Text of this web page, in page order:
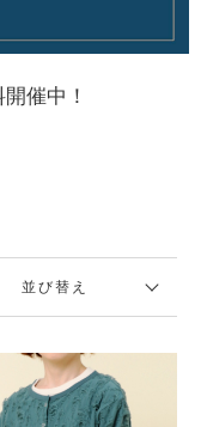
催中！
並び替え